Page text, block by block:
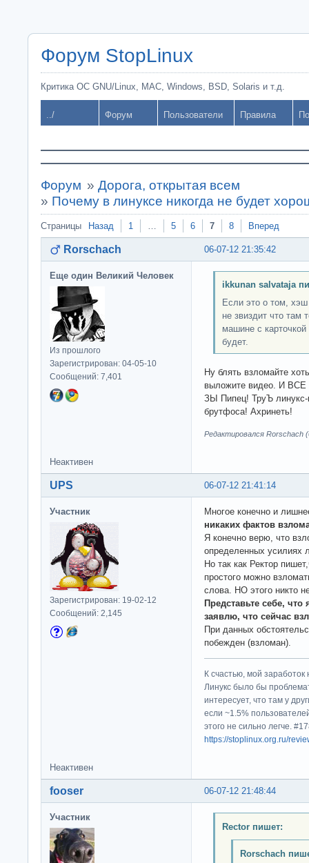
Форум StopLinux
Критика ОС GNU/Linux, MAC, Windows, BSD, Solaris и т.д.
../ Форум Пользователи Правила
Форум » Дорога, открытая всем
» Почему в линуксе никогда не будет
Страницы Назад 1 … 5 6 7 8 Вперед
06-07-12 21:35:42
Rorschach
Еще один Великий Человек
Из прошлого
Зарегистрирован: 04-05-10
Сообщений: 7,401
ikkunan salvataja
Если это о том,
не звиздит что там
машине с
будет.
Ну блять взломайте
выложите видео. И ВСЕ
ЗЫ Пипец! ТруЪ линукс-
брутфоса! Ахринеть!
Редактировался Rorschach
Неактивен
06-07-12 21:41:14
UPS
Участник
Зарегистрирован: 19-02-12
Сообщений: 2,145
Многое конечно и
никаких фактов
Я конечно верю, что
определенных усилиях
Но так как Ректор
простого можно
слова. НО этого никто
Представьте себе,
заявлю, что сейчас
При данных
побежден (взломан).
К счастью, мой
Линукс было бы
интересует, что там у
если ~1.5%
этого не сильно легче.
https://stoplinux.org.ru/
Неактивен
06-07-12 21:48:44
fooser
Участник
Rector пишет:
Rorschach